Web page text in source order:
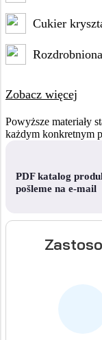
Cukier
Zobacz więcej
Powyższe materiały
każdym konkretnym
PDF katalog
pošleme na e-mail